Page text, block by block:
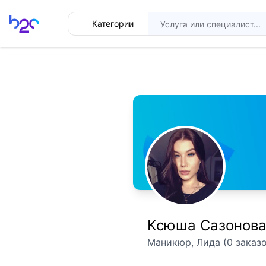
Главная Категории
Ксюша Сазонова
Маникюр, Лида (0